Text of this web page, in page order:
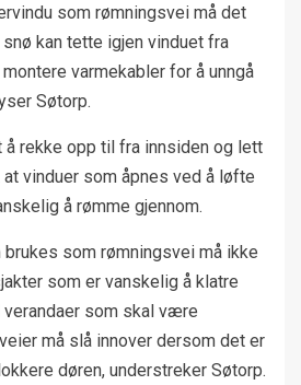
som rømningsvei må det
kan tette igjen vinduet fra
varmekabler for å unngå
Søtorp.
rekke opp til fra innsiden og lett
at vinduer som åpnes ved å løfte
å rømme gjennom.
som rømningsvei må ikke
som er vanskelig å klatre
verandaer som skal være
må slå innover dersom det er
døren, understreker Søtorp.